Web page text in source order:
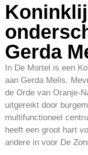
Gerda
In De Mortel is een
aan Gerda Melis.
de Orde van Oranje-
uitgereikt door
multifunctioneel
heeft een groot hart
andere in voor De